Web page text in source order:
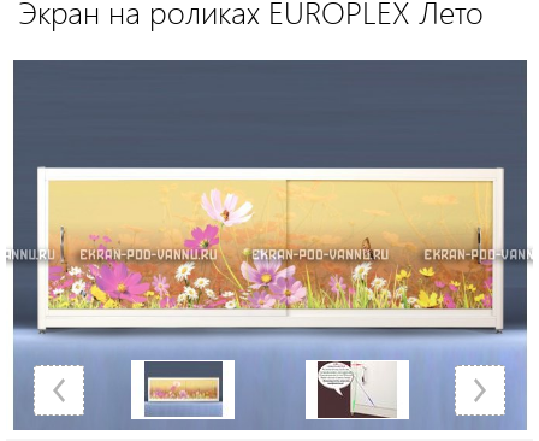
Экран на роликах EUROPLEX Лето